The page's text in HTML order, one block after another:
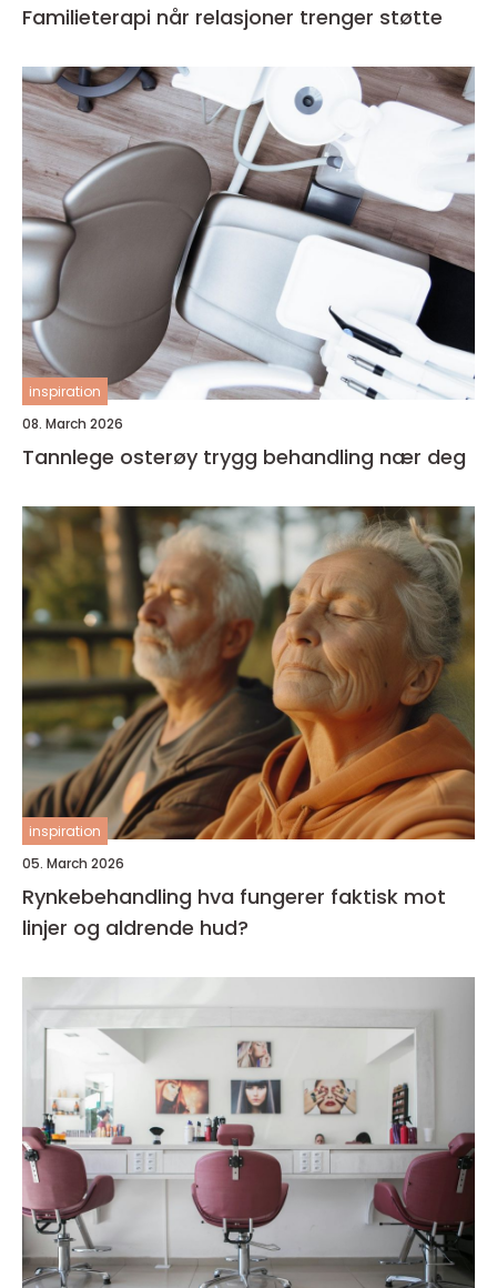
Familieterapi når relasjoner trenger støtte
inspiration
08. March 2026
Tannlege osterøy trygg behandling nær deg
inspiration
05. March 2026
Rynkebehandling hva fungerer faktisk mot
linjer og aldrende hud?